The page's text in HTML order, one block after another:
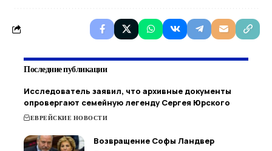
Последние публикации
Исследователь заявил, что архивные документы
опровергают семейную легенду Сергея Юрского
ЕВРЕЙСКИЕ НОВОСТИ
Возвращение Софы Ландвер